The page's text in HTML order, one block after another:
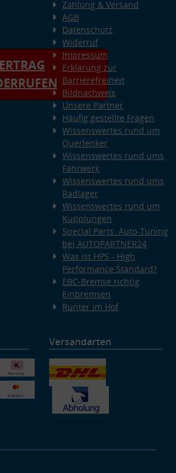
Zahlung & Versand
AGB
Datenschutz
Widerruf
Impressum
Erklärung zur
Barrierefreiheit
Bildnachweis
Unsere Partner
Häufig gestellte Fragen
Wissenswertes rund um
Querlenker
Wissenswertes rund ums
Fahrwerk
Wissenswertes rund ums
Radlager
Wissenswertes rund um
Kupplungen
Special Parts: Auto-Tuning
bei AUTOPARTNER24
Was ist HPS - High
Performance Standard?
EBC-Bremse richtig
Einbremsen
Runter im Hof
Versandarten